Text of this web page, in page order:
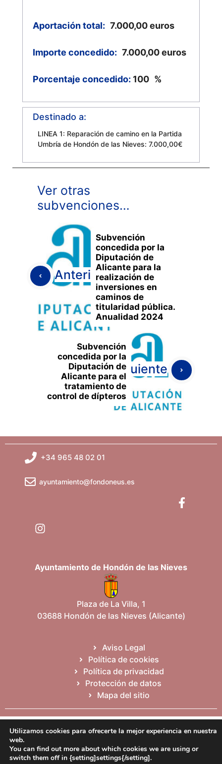
Aportación total: 7.000,00 euros
Importe concedido: 7.000,00 euros
Porcentaje concedido: 100 %
Destinado a:
LINEA 1: Reparación de camino en la Partida
Umbría de Hondón de las Nieves: 7.000,00€
Ver otras
subvenciones…
Anterior
Subvención
concedida por la
Diputación de
Alicante para la
realización de
inversiones en
caminos de
titularidad pública.
Anualidad 2024
Subvención
concedida por la
Diputación de
Alicante para el
tratamiento de
control de dípteros
Siguiente
+34 965 48 02 01
ayuntamiento@fondoneus.es
Ayuntamiento de Hondón de las Nieves
Plaza de La Villa, 1
03688 Hondón de las Nieves (Alicante)
Aviso Legal
Política de cookies
Política de privacidad
Protección de datos
Mapa del sitio
Utilizamos cookies para ofrecerte la mejor experiencia en nuestra
web.
You can find out more about which cookies we are using or
switch them off in {setting]settings{/setting].
Español Valencià English